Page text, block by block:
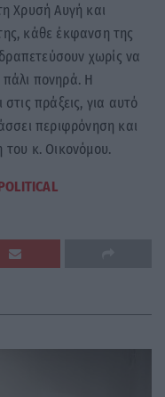
Χρυσή Αυγή και
κάθε έκφανση της
χωρίς να
πονηρά. Η
πράξεις, για αυτό
περιφρόνηση και
κ. Οικονόμου.